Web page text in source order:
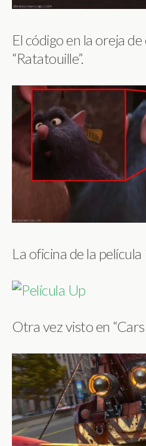
El código en la oreja
“Ratatouille”.
La oficina de la película
Otra vez visto en “Cars